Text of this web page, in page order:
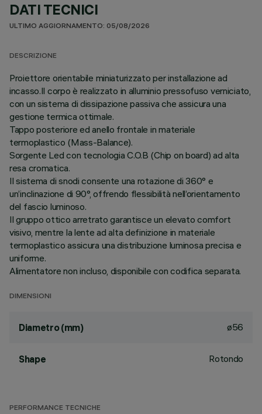
DATI TECNICI
ULTIMO AGGIORNAMENTO: 05/08/2026
DESCRIZIONE
Proiettore orientabile miniaturizzato per installazione ad
incasso.Il corpo è realizzato in alluminio pressofuso verniciato,
con un sistema di dissipazione passiva che assicura una
gestione termica ottimale.
Tappo posteriore ed anello frontale in materiale
termoplastico (Mass-Balance).
Sorgente Led con tecnologia C.O.B (Chip on board) ad alta
resa cromatica.
Il sistema di snodi consente una rotazione di 360° e
un’inclinazione di 90°, offrendo flessibilità nell’orientamento
del fascio luminoso.
Il gruppo ottico arretrato garantisce un elevato comfort
visivo, mentre la lente ad alta definizione in materiale
termoplastico assicura una distribuzione luminosa precisa e
uniforme.
Alimentatore non incluso, disponibile con codifica separata.
DIMENSIONI
Diametro (mm) ø56
Shape Rotondo
PERFORMANCE TECNICHE